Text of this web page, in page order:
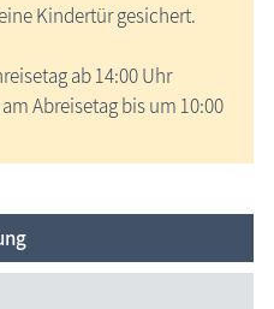
Kindertür gesichert.
ab 14:00 Uhr
Abreisetag bis um 10:00